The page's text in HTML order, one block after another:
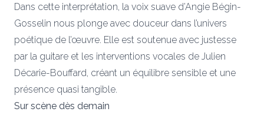
Dans cette interprétation, la voix suave d’Angie Bégin-
Gosselin nous plonge avec douceur dans l’univers
poétique de l’œuvre. Elle est soutenue avec justesse
par la guitare et les interventions vocales de Julien
Décarie-Bouffard, créant un équilibre sensible et une
présence quasi tangible.
Sur scène dès demain